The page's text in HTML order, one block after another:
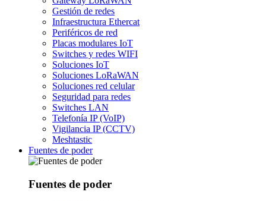
Gestión de redes
Infraestructura Ethercat
Periféricos de red
Placas modulares IoT
Switches y redes WIFI
Soluciones IoT
Soluciones LoRaWAN
Soluciones red celular
Seguridad para redes
Switches LAN
Telefonía IP (VoIP)
Vigilancia IP (CCTV)
Meshtastic
Fuentes de poder
Fuentes de poder